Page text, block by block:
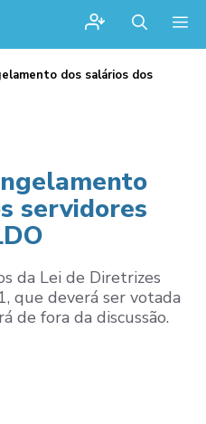
dos salários dos
servidores
da Lei de Diretrizes
que deverá ser votada
de fora da discussão.